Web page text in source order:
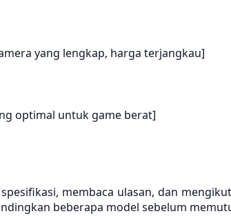
yang lengkap, harga terjangkau]
optimal untuk game berat]
membaca ulasan, dan
beberapa model sebelum